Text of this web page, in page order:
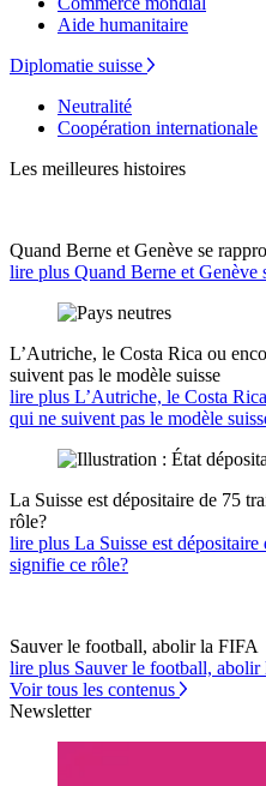
Aide humanitaire
Diplomatie suisse
Neutralité
Coopération internationale
Les meilleures histoires
Quand Berne et Genève se
lire plus Quand Berne et Genève
L’Autriche, le Costa Rica ou
suivent pas le modèle suisse
lire plus L’Autriche, le Costa
qui ne suivent pas le modèle
La Suisse est dépositaire de 75
rôle?
lire plus La Suisse est
signifie ce rôle?
Sauver le football, abolir la FIFA
lire plus Sauver le football, abolir
Voir tous les contenus
Newsletter